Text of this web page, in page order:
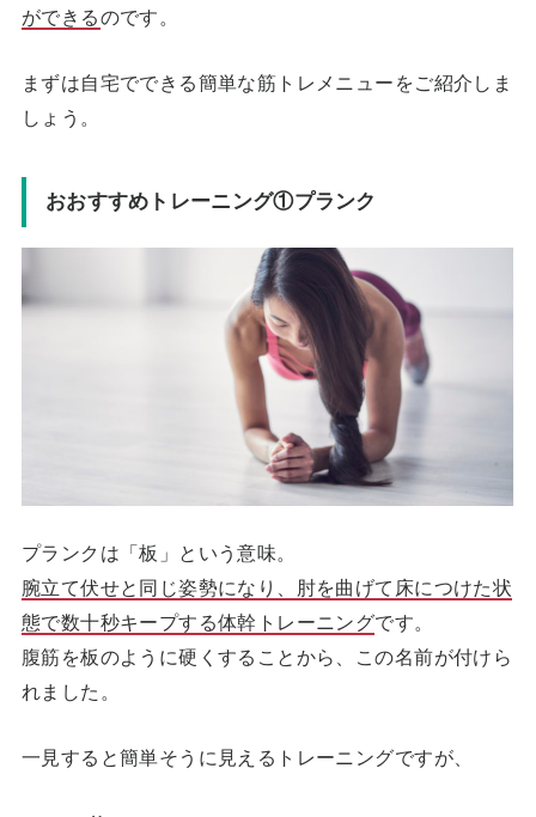
ができるのです。
まずは自宅でできる簡単な筋トレメニューをご紹介しま
しょう。
おおすすめトレーニング①プランク
プランクは「板」という意味。
腕立て伏せと同じ姿勢になり、肘を曲げて床につけた状
態で数十秒キープする体幹トレーニングです。
腹筋を板のように硬くすることから、この名前が付けら
れました。
一見すると簡単そうに見えるトレーニングですが、